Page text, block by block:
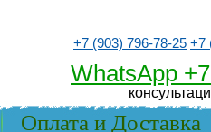
+7 (903) 796-78-25 +7
WhatsApp
Оплата и Доставка